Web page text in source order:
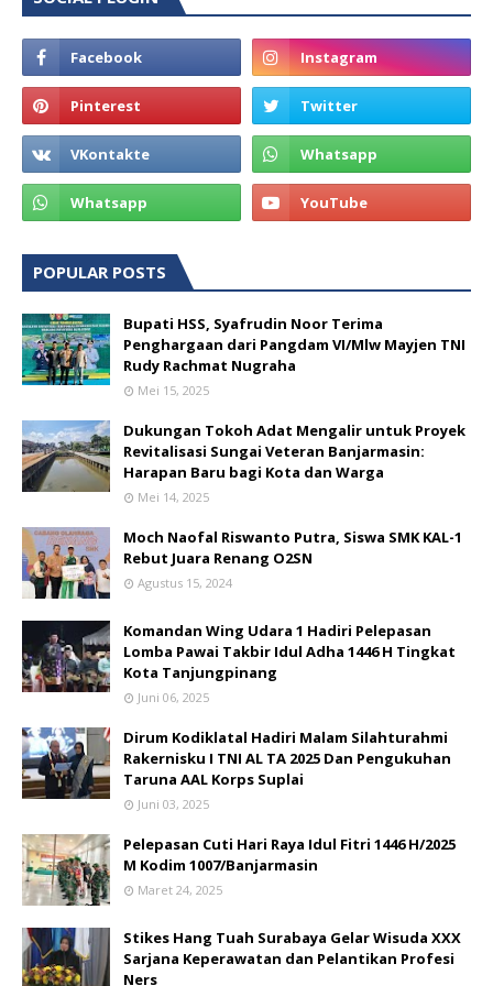
POPULAR POSTS
Bupati HSS, Syafrudin Noor Terima
Penghargaan dari Pangdam VI/Mlw Mayjen TNI
Rudy Rachmat Nugraha
Mei 15, 2025
Dukungan Tokoh Adat Mengalir untuk Proyek
Revitalisasi Sungai Veteran Banjarmasin:
Harapan Baru bagi Kota dan Warga
Mei 14, 2025
Moch Naofal Riswanto Putra, Siswa SMK KAL-1
Rebut Juara Renang O2SN
Agustus 15, 2024
Komandan Wing Udara 1 Hadiri Pelepasan
Lomba Pawai Takbir Idul Adha 1446 H Tingkat
Kota Tanjungpinang
Juni 06, 2025
Dirum Kodiklatal Hadiri Malam Silahturahmi
Rakernisku I TNI AL TA 2025 Dan Pengukuhan
Taruna AAL Korps Suplai
Juni 03, 2025
Pelepasan Cuti Hari Raya Idul Fitri 1446 H/2025
M Kodim 1007/Banjarmasin
Maret 24, 2025
Stikes Hang Tuah Surabaya Gelar Wisuda XXX
Sarjana Keperawatan dan Pelantikan Profesi
Ners